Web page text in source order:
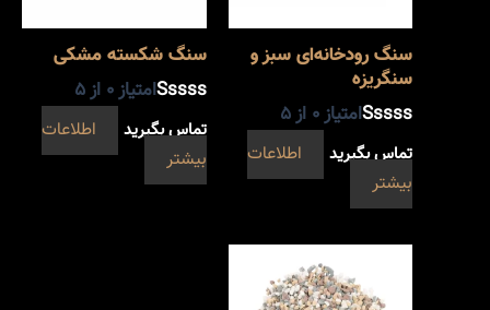
سنگ رودخانه‌ای سبز و
سنگریزه
امتیاز0 از 5
تماس بگیرید
اطلاعات
بیشتر
سنگ شکسته مشکی
امتیاز0 از 5
تماس بگیرید
اطلاعات
بیشتر